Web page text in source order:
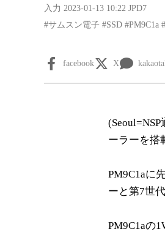
入力 2023-01-13 10:22 JPD7
#サムスン電子 #SSD #PM9C1a
facebook X
(Seoul=
ーラーを搭
PM9C1aに
ーと第7世
PM9C1aの